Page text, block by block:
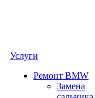
Услуги
Ремонт BMW
Замена